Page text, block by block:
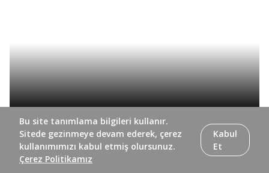
Bu bölümde, sanatçı Hülya Vurnal İkizgül'ün mozaik
sanatına modern bakışını Muasır'a taşıyor, hayatını ve
eserlerini kendisinden öğreniyoruz. Muasır'ın diğer
Bu site tanımlama bilgileri kullanır.
Sitede gezinmeye devam ederek, çerez
kullanımımızı kabul etmiş olursunuz.
Çerez Politikamız
Kabul
Et